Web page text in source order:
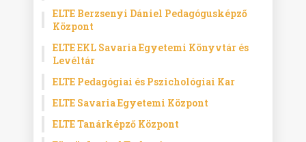
ELTE Berzsenyi Dániel Pedagógusképző
Központ
ELTE EKL Savaria Egyetemi Könyvtár és
Levéltár
ELTE Pedagógiai és Pszichológiai Kar
ELTE Savaria Egyetemi Központ
ELTE Tanárképző Központ